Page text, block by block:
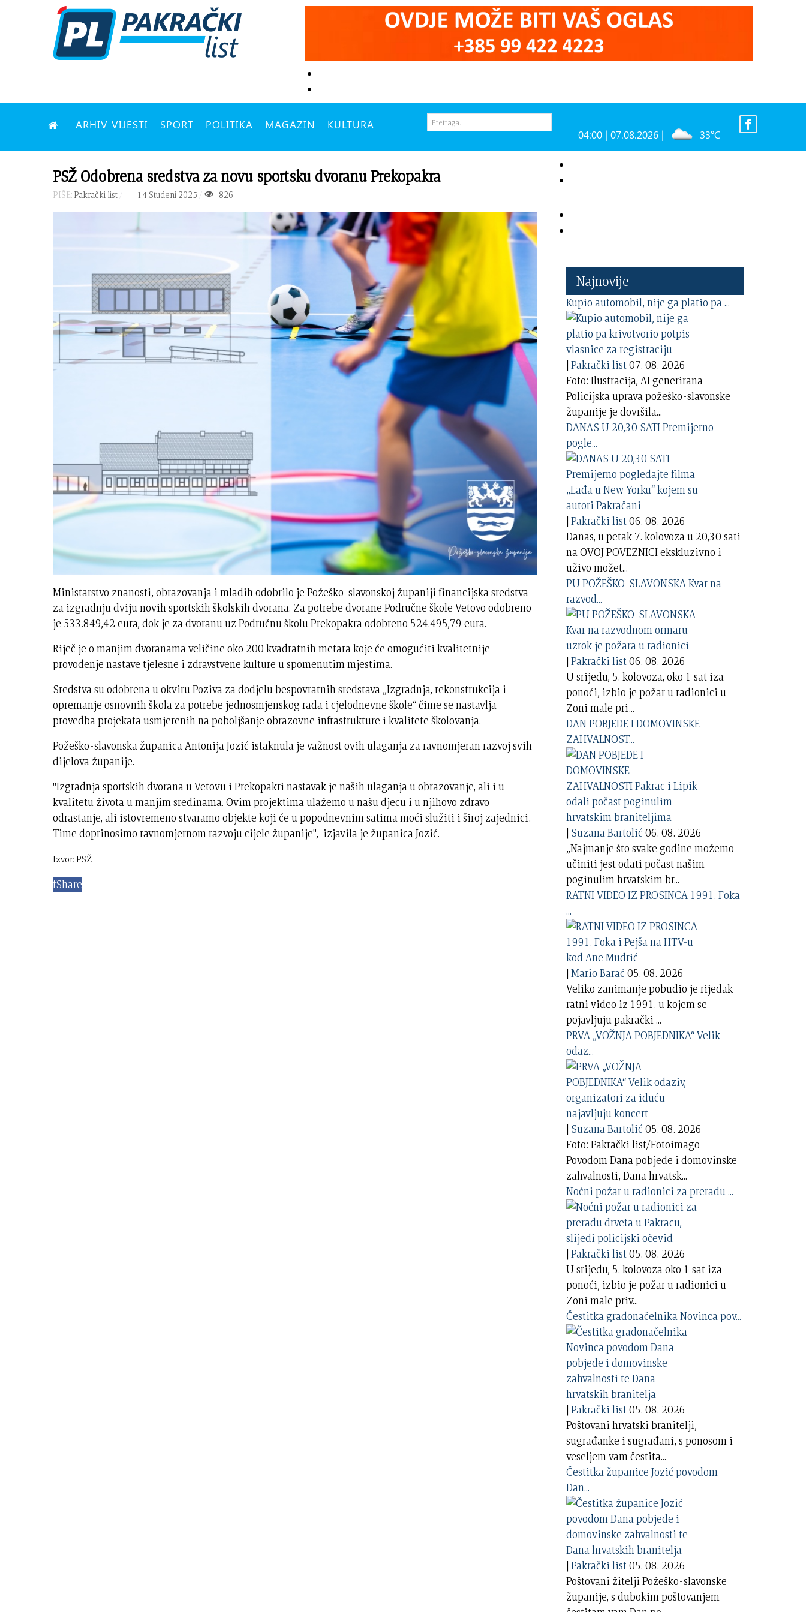
ARHIV VIJESTI SPORT POLITIKA MAGAZIN KULTURA
04:00 | 07.08.2026 | 33°C
PSŽ Odobrena sredstva za novu sportsku dvoranu Prekopakra
PIŠE: Pakrački list 14 Studeni 2025 826
Ministarstvo znanosti, obrazovanja i mladih odobrilo je Požeško-slavonskoj županiji financijska sredstva
za izgradnju dviju novih sportskih školskih dvorana. Za potrebe dvorane Područne škole Vetovo odobreno
je 533.849,42 eura, dok je za dvoranu uz Područnu školu Prekopakra odobreno 524.495,79 eura.
Riječ je o manjim dvoranama veličine oko 200 kvadratnih metara koje će omogućiti kvalitetnije
provođenje nastave tjelesne i zdravstvene kulture u spomenutim mjestima.
Sredstva su odobrena u okviru Poziva za dodjelu bespovratnih sredstava „Izgradnja, rekonstrukcija i
opremanje osnovnih škola za potrebe jednosmjenskog rada i cjelodnevne škole“ čime se nastavlja
provedba projekata usmjerenih na poboljšanje obrazovne infrastrukture i kvalitete školovanja.
Požeško-slavonska županica Antonija Jozić istaknula je važnost ovih ulaganja za ravnomjeran razvoj svih
dijelova županije.
"Izgradnja sportskih dvorana u Vetovu i Prekopakri nastavak je naših ulaganja u obrazovanje, ali i u
kvalitetu života u manjim sredinama. Ovim projektima ulažemo u našu djecu i u njihovo zdravo
odrastanje, ali istovremeno stvaramo objekte koji će u popodnevnim satima moći služiti i široj zajednici.
Time doprinosimo ravnomjernom razvoju cijele županije", izjavila je županica Jozić.
Izvor: PSŽ
fShare
Najnovije
Kupio automobil, nije ga platio pa ...
|Pakrački list07. 08. 2026
Foto: Ilustracija, AI generirana
Policijska uprava požeško-slavonske
županije je dovršila...
DANAS U 20,30 SATI Premijerno
pogle...
|Pakrački list06. 08. 2026
Danas, u petak 7. kolovoza u 20,30 sati
na OVOJ POVEZNICI ekskluzivno i
uživo možet...
PU POŽEŠKO-SLAVONSKA Kvar na
razvod...
|Pakrački list06. 08. 2026
U srijedu, 5. kolovoza, oko 1 sat iza
ponoći, izbio je požar u radionici u
Zoni male pri...
DAN POBJEDE I DOMOVINSKE
ZAHVALNOST...
| Suzana Bartolić 06. 08. 2026
„Najmanje što svake godine možemo
učiniti jest odati počast našim
poginulim hrvatskim br...
RATNI VIDEO IZ PROSINCA 1991. Foka
...
|Mario Barać 05. 08. 2026
Veliko zanimanje pobudio je rijedak
ratni video iz 1991. u kojem se
pojavljuju pakrački ...
PRVA „VOŽNJA POBJEDNIKA“ Velik
odaz...
| Suzana Bartolić 05. 08. 2026
Foto: Pakrački list/Fotoimago
Povodom Dana pobjede i domovinske
zahvalnosti, Dana hrvatsk...
Noćni požar u radionici za preradu ...
|Pakrački list05. 08. 2026
U srijedu, 5. kolovoza oko 1 sat iza
ponoći, izbio je požar u radionici u
Zoni male priv...
Čestitka gradonačelnika Novinca pov...
|Pakrački list05. 08. 2026
Poštovani hrvatski branitelji,
sugrađanke i sugrađani, s ponosom i
veseljem vam čestita...
Čestitka županice Jozić povodom
Dan...
|Pakrački list05. 08. 2026
Poštovani žitelji Požeško-slavonske
županije, s dubokim poštovanjem